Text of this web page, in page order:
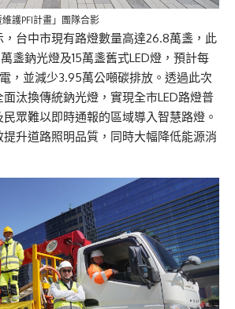
維護PFI計畫」團隊合影
台中市現有路燈數量高達26.8萬盞，此
盞鈉光燈及15萬盞舊式LED燈，預計每
，並減少3.95萬公噸碳排放。透過此次
汰換傳統鈉光燈，實現全市LED路燈普
眾難以即時通報的區域導入智慧路燈。
升道路照明品質，同時大幅降低能源消